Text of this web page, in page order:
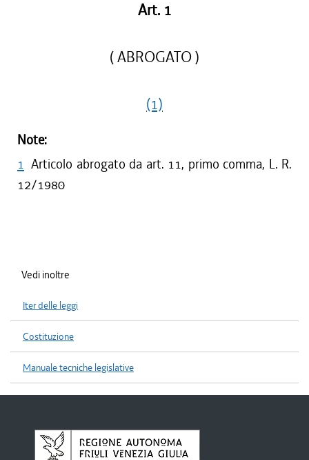
Art. 1
( ABROGATO )
(1)
Note:
1 Articolo abrogato da art. 11, primo comma, L. R.
12/1980
Vedi inoltre
Iter delle leggi
Costituzione
Manuale tecniche legislative